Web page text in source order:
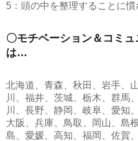
5：頭の中を整理することに
〇モチベーション＆コミ
は…
北海道、青森、秋田、岩手、
川、福井、茨城、栃木、群馬
川、長野、静岡、岐阜、愛知
大阪、兵庫、鳥取、岡山、島
島、愛媛、高知、福岡、佐賀